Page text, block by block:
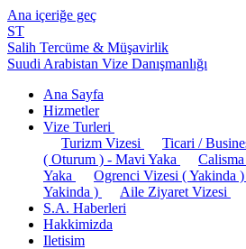
Ana içeriğe geç
ST
Salih Tercüme & Müşavirlik
Suudi Arabistan Vize Danışmanlığı
Ana Sayfa
Hizmetler
Vize Turleri
Turizm Vizesi
Ticari /
( Oturum ) - Mavi Yaka
Yaka
Ogrenci Vizesi ( Yakinda )
Yakinda )
Aile Ziyaret Vizesi
S.A. Haberleri
Hakkimizda
Iletisim